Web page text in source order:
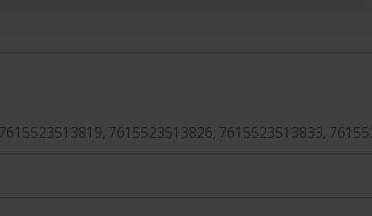
7615523513826, 7615523513833,